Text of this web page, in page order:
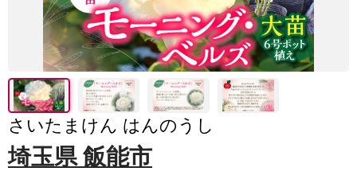
さいたまけん はんのうし
埼玉県 飯能市